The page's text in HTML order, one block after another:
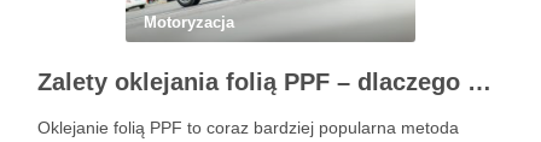
Motoryzacja
Zalety oklejania folią PPF – dlaczego warto zainwestować w ochronę lakieru?
Oklejanie folią PPF to coraz bardziej popularna metoda